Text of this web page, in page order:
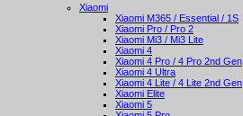
Xiaomi
Xiaomi M365 / Essential / 1S
Xiaomi Pro / Pro 2
Xiaomi Mi3 / Mi3 Lite
Xiaomi 4
Xiaomi 4 Pro / 4 Pro 2nd Gen
Xiaomi 4 Ultra
Xiaomi 4 Lite / 4 Lite 2nd Gen
Xiaomi Elite
Xiaomi 5